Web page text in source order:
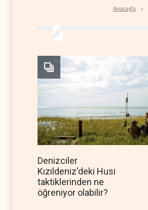
Anasayfa
Denizciler
Kızıldeniz'deki Husi
taktiklerinden ne
öğreniyor olabilir?